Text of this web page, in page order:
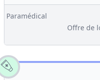
Paramédical
Offre de